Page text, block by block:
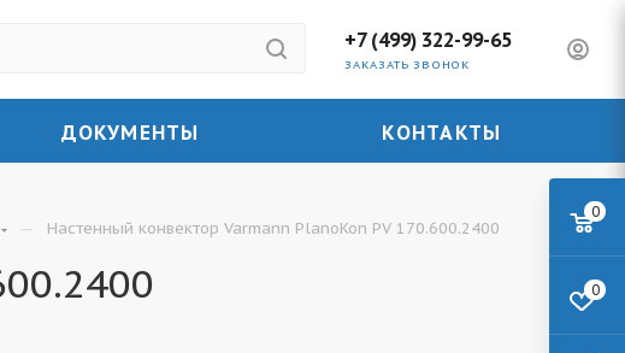
+7 (499) 322-99-65
ЗАКАЗАТЬ ЗВОНОК
ДОКУМЕНТЫ КОНТАКТЫ
— Настенный конвектор Varmann PlanoKon PV 170.600.2400
0
0